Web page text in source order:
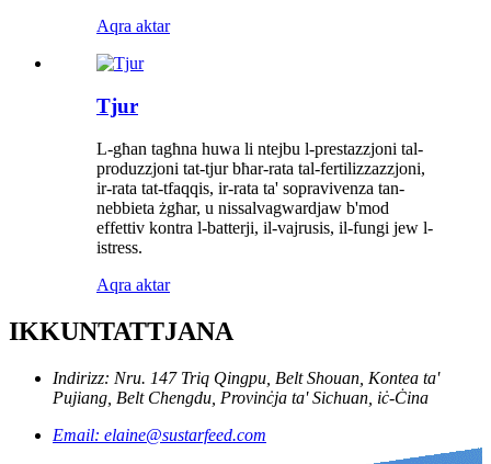
Aqra aktar
Tjur
L-għan tagħna huwa li ntejbu l-prestazzjoni tal-
produzzjoni tat-tjur bħar-rata tal-fertilizzazzjoni,
ir-rata tat-tfaqqis, ir-rata ta' sopravivenza tan-
nebbieta żgħar, u nissalvagwardjaw b'mod
effettiv kontra l-batterji, il-vajrusis, il-fungi jew l-
istress.
Aqra aktar
IKKUNTATTJANA
Indirizz: Nru. 147 Triq Qingpu, Belt Shouan, Kontea ta'
Pujiang, Belt Chengdu, Provinċja ta' Sichuan, iċ-Ċina
Email: elaine@sustarfeed.com